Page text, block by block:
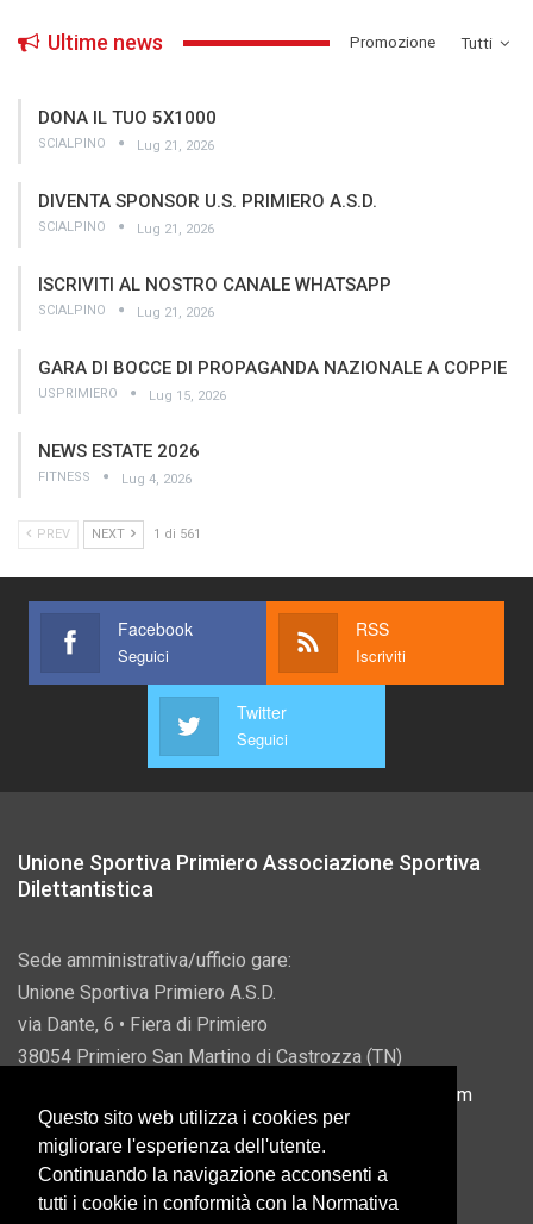
Tutti
Ultime news ­Promozione
DONA IL TUO 5X1000
SCIALPINO Lug 21, 2026
DIVENTA SPONSOR U.S. PRIMIERO A.S.D.
SCIALPINO Lug 21, 2026
ISCRIVITI AL NOSTRO CANALE WHATSAPP
SCIALPINO Lug 21, 2026
GARA DI BOCCE DI PROPAGANDA NAZIONALE A COPPIE
USPRIMIERO Lug 15, 2026
NEWS ESTATE 2026
FITNESS Lug 4, 2026
PREV NEXT 1 di 561
Facebook
Seguici
RSS
Iscriviti
Twitter
Seguici
Unione Sportiva Primiero Associazione Sportiva
Dilettantistica
Sede amministrativa/ufficio gare:
Unione Sportiva Primiero A.S.D.
via Dante, 6 • Fiera di Primiero
38054 Primiero San Martino di Castrozza (TN)
info@usprimiero.com
Questo sito web utilizza i cookies per
migliorare l'esperienza dell'utente.
Continuando la navigazione acconsenti a
tutti i cookie in conformità con la Normativa